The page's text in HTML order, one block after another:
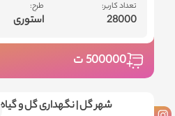
تعداد کاربر:
28000
طرح:
استوری
500000ت
شهر گل | نگهداری گل و گیاه